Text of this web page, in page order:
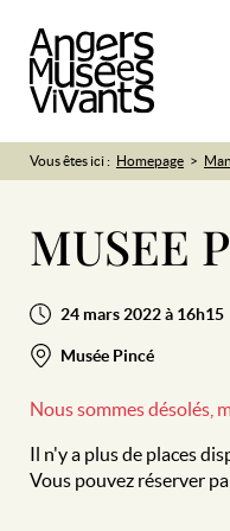
Vous êtes ici : Homepage
MUSEE
24 mars 2022 à 16h15
Musée Pincé
Nous sommes désolés,
Il n'y a plus de places
Vous pouvez réserver